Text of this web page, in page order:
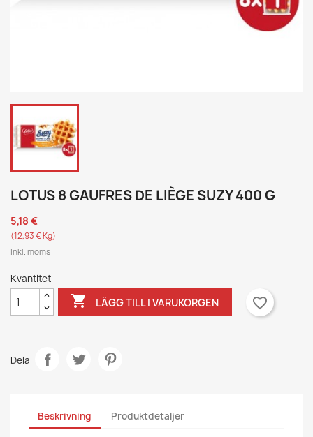
LOTUS 8 GAUFRES DE LIÈGE SUZY 400 G
5,18 €
(12,93 € Kg)
Inkl. moms
Kvantitet
 LÄGG TILL I VARUKORGEN favorite_border
Dela
Beskrivning Produktdetaljer